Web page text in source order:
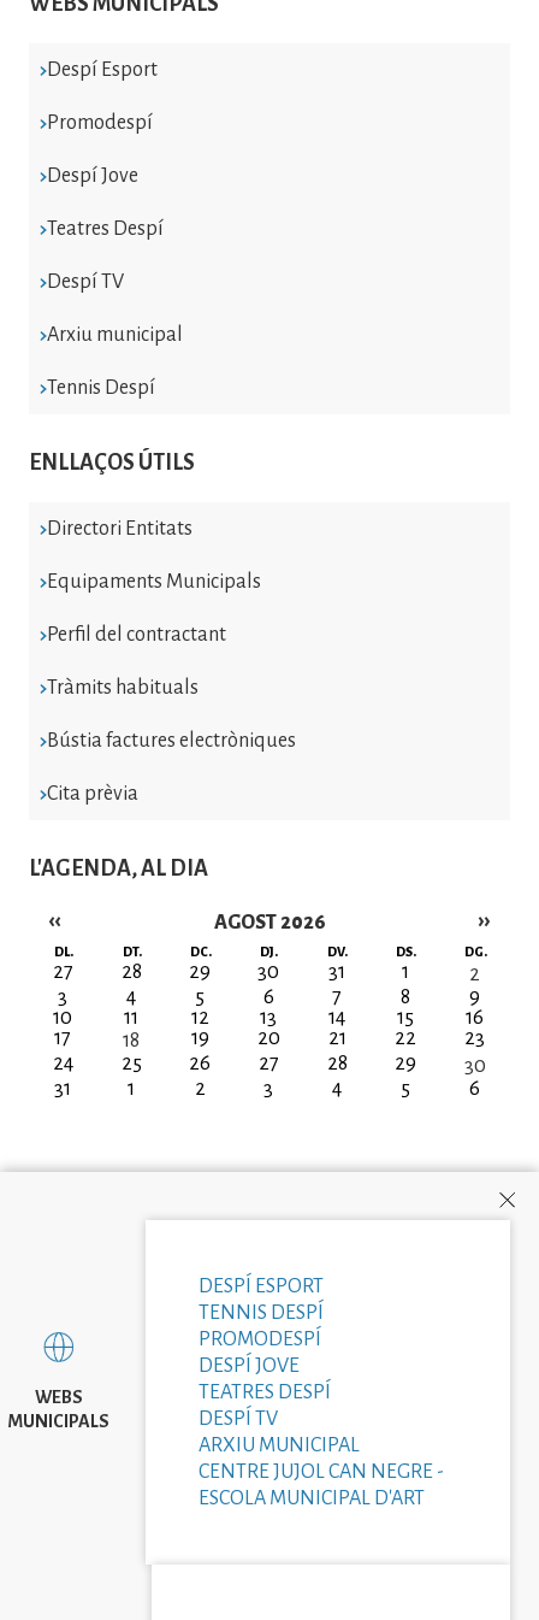
Despí Esport
Promodespí
Despí Jove
Teatres Despí
Despí TV
Arxiu municipal
Tennis Despí
ENLLAÇOS ÚTILS
Directori Entitats
Equipaments Municipals
Perfil del contractant
Tràmits habituals
Bústia factures electròniques
Cita prèvia
L'AGENDA, AL DIA
AGOST 2026
Paginació
‹‹ ››
DL. DT. DC. DJ. DV. DS. DG.
27 28 29 30 31 1
2
3
4 5 6 7 8
9
10
11 12 13 14 15
16
17
18 19 20 21 22
23
24
25 26 27 28 29
30
31
1 2 3 4 5 6
WEBS
MUNICIPALS
DESPÍ ESPORT
TENNIS DESPÍ
PROMODESPÍ
DESPÍ JOVE
TEATRES DESPÍ
DESPÍ TV
ARXIU MUNICIPAL
CENTRE JUJOL CAN NEGRE -
ESCOLA MUNICIPAL D'ART